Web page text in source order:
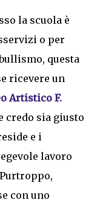
la scuola è
o per
questa
ricevere un
Artistico F.
credo sia giusto
e i
lavoro
con uno